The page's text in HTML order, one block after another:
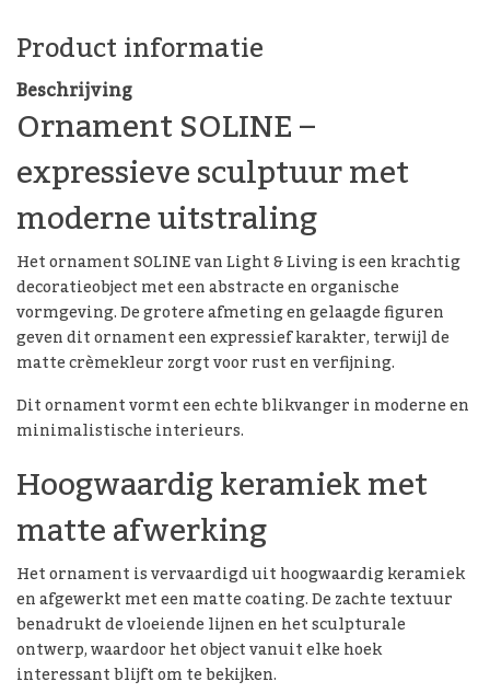
Product informatie
Beschrijving
Ornament SOLINE –
expressieve sculptuur met
moderne uitstraling
Het ornament SOLINE van Light & Living is een krachtig
decoratieobject met een abstracte en organische
vormgeving. De grotere afmeting en gelaagde figuren
geven dit ornament een expressief karakter, terwijl de
matte crèmekleur zorgt voor rust en verfijning.
Dit ornament vormt een echte blikvanger in moderne en
minimalistische interieurs.
Hoogwaardig keramiek met
matte afwerking
Het ornament is vervaardigd uit hoogwaardig keramiek
en afgewerkt met een matte coating. De zachte textuur
benadrukt de vloeiende lijnen en het sculpturale
ontwerp, waardoor het object vanuit elke hoek
interessant blijft om te bekijken.